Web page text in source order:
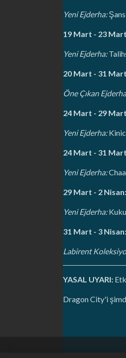
Yeni Ejderha: Şans
19 Mart - 23
Yeni Ejderha:
20 Mart - 31
Öne Çıkan
24 Mart - 29
Yeni Ejderha:
24 Mart - 31
Yeni Ejderha:
29 Mart - 2 Nisan:
Yeni Ejderha:
31 Mart - 3 Nisan:
Labirent
YASAL UYARI:
Dragon City'i